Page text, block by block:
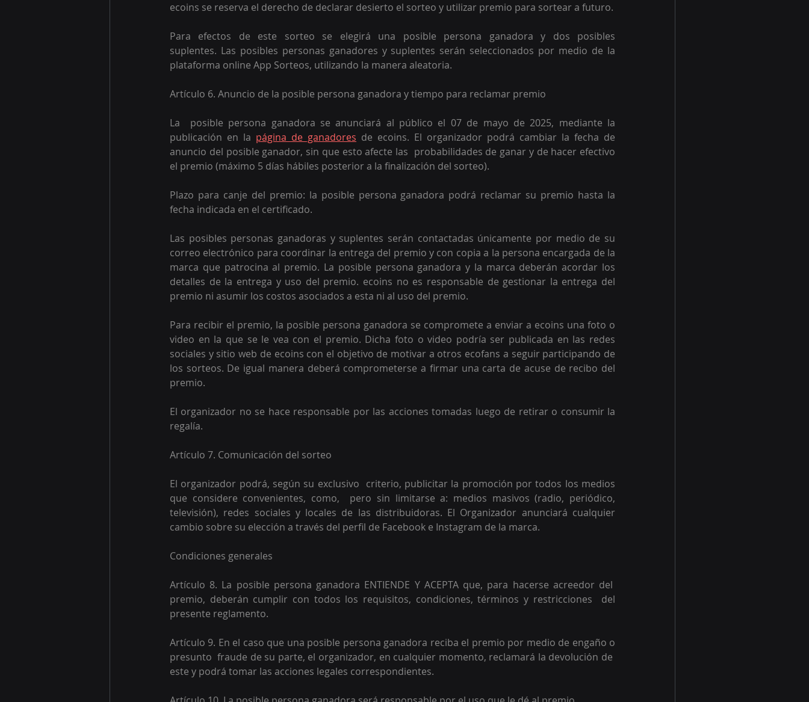
ecoins se reserva el derecho de declarar desierto el sorteo y utilizar premio para sortear a futuro.
Para efectos de este sorteo se elegirá una posible persona ganadora y dos posibles
suplentes. Las posibles personas ganadores y suplentes serán seleccionados por medio de la
plataforma online App Sorteos, utilizando la manera aleatoria.
Artículo 6. Anuncio de la posible persona ganadora y tiempo para reclamar premio
La  posible persona ganadora se anunciará al público el 07 de mayo de 2025, mediante la
publicación en la página de ganadores de ecoins. El organizador podrá cambiar la fecha de
anuncio del posible ganador, sin que esto afecte las  probabilidades de ganar y de hacer efectivo
el premio (máximo 5 días hábiles posterior a la finalización del sorteo).
Plazo para canje del premio: la posible persona ganadora podrá reclamar su premio hasta la
fecha indicada en el certificado.
Las posibles personas ganadoras y suplentes serán contactadas únicamente por medio de su
correo electrónico para coordinar la entrega del premio y con copia a la persona encargada de la
marca que patrocina al premio. La posible persona ganadora y la marca deberán acordar los
detalles de la entrega y uso del premio. ecoins no es responsable de gestionar la entrega del
premio ni asumir los costos asociados a esta ni al uso del premio.
Para recibir el premio, la posible persona ganadora se compromete a enviar a ecoins una foto o
video en la que se le vea con el premio. Dicha foto o video podría ser publicada en las redes
sociales y sitio web de ecoins con el objetivo de motivar a otros ecofans a seguir participando de
los sorteos. De igual manera deberá comprometerse a firmar una carta de acuse de recibo del
premio.
El organizador no se hace responsable por las acciones tomadas luego de retirar o consumir la
regalía.
Artículo 7. Comunicación del sorteo
El organizador podrá, según su exclusivo  criterio, publicitar la promoción por todos los medios
que considere convenientes, como,  pero sin limitarse a: medios masivos (radio, periódico,
televisión), redes sociales y locales de las distribuidoras. El Organizador anunciará cualquier
cambio sobre su elección a través del perfil de Facebook e Instagram de la marca.
Condiciones generales
Artículo 8. La posible persona ganadora ENTIENDE Y ACEPTA que, para hacerse acreedor del
premio, deberán cumplir con todos los requisitos, condiciones, términos y restricciones  del
presente reglamento.
Artículo 9. En el caso que una posible persona ganadora reciba el premio por medio de engaño o
presunto  fraude de su parte, el organizador, en cualquier momento, reclamará la devolución de
este y podrá tomar las acciones legales correspondientes.